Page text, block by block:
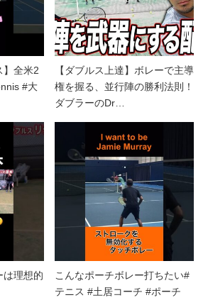
】全米2
#大
【ダブルス上達】ボレーで主導
権を握る、並行陣の勝利法則！
ダブラーのDr…
は理想的
こんなポーチボレー打ちたい#
テニス #土居コーチ #ポーチ